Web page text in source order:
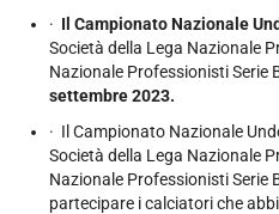
· Il Campionato Nazionale
Società della Lega Nazionale
Nazionale Professionisti Serie
settembre 2023.
· Il Campionato Nazionale
Società della Lega Nazionale
Nazionale Professionisti Serie
partecipare i calciatori che